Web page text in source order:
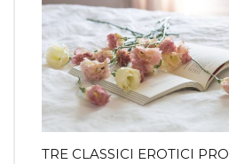
TRE CLASSICI EROTICI